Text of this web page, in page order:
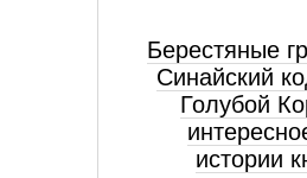
Берестяные
Синайский
Голубой
истории